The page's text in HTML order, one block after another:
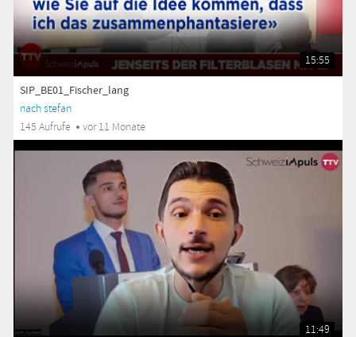
15:55
SIP_BE01_Fischer_lang
nach stefan
145 Aufrufe
vor 11 Monate
11:49